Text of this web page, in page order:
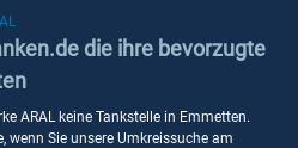
die ihre bevorzugte
ARAL keine Tankstelle in Emmetten.
wenn Sie unsere Umkreissuche am